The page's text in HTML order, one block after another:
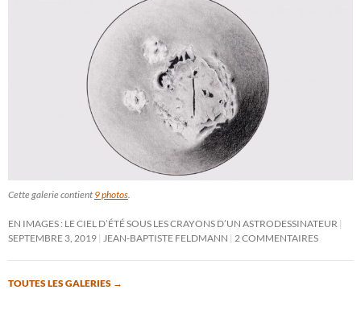
Cette galerie contient 9 photos.
EN IMAGES : LE CIEL D’ÉTÉ SOUS LES CRAYONS D’UN ASTRODESSINATEUR
SEPTEMBRE 3, 2019 JEAN-BAPTISTE FELDMANN 2 COMMENTAIRES
TOUTES LES GALERIES →